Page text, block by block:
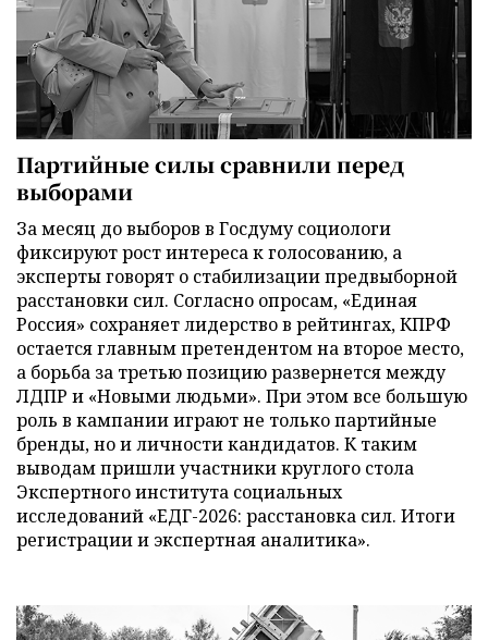
Партийные силы сравнили перед
выборами
За месяц до выборов в Госдуму социологи
фиксируют рост интереса к голосованию, а
эксперты говорят о стабилизации предвыборной
расстановки сил. Согласно опросам, «Единая
Россия» сохраняет лидерство в рейтингах, КПРФ
остается главным претендентом на второе место,
а борьба за третью позицию развернется между
ЛДПР и «Новыми людьми». При этом все большую
роль в кампании играют не только партийные
бренды, но и личности кандидатов. К таким
выводам пришли участники круглого стола
Экспертного института социальных
исследований «ЕДГ-2026: расстановка сил. Итоги
регистрации и экспертная аналитика».